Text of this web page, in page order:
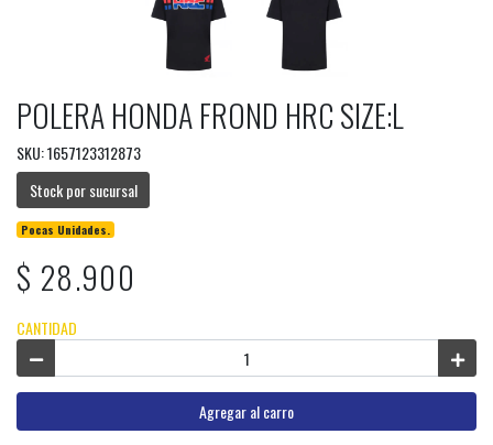
POLERA HONDA FROND HRC SIZE:L
SKU: 1657123312873
Stock por sucursal
Pocas Unidades.
$ 28.900
CANTIDAD
Agregar al carro